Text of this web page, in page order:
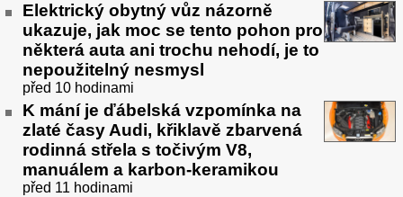
Elektrický obytný vůz názorně
ukazuje, jak moc se tento pohon pro
některá auta ani trochu nehodí, je to
nepoužitelný nesmysl
před 10 hodinami
K mání je ďábelská vzpomínka na
zlaté časy Audi, křiklavě zbarvená
rodinná střela s točivým V8,
manuálem a karbon-keramikou
před 11 hodinami